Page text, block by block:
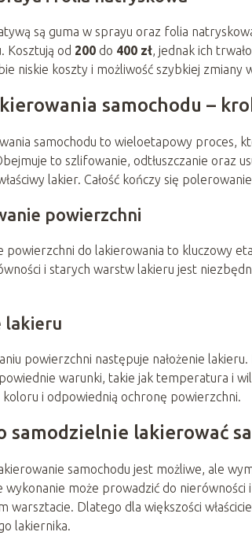
są guma w sprayu oraz folia
Kosztują od 200 do 400 zł, jednak ich
niskie koszty i możliwość szybkiej zmiany
samochodu –
samochodu to wieloetapowy proces,
to szlifowanie, odtłuszczanie oraz
lakier. Całość kończy się
powierzchni
powierzchni do lakierowania to kluczowy
i starych warstw lakieru jest
lakieru
powierzchni następuje nałożenie
warunki, takie jak temperatura i
koloru i odpowiednią ochronę powierzchni.
samodzielnie lakierować
samochodu jest możliwe, ale
wykonanie może prowadzić do
warsztacie. Dlatego dla większości
lakiernika.